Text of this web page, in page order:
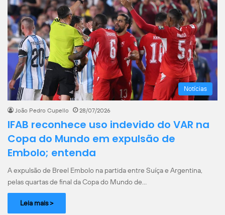
Notícias
João Pedro Cupello 28/07/2026
IFAB reconhece uso indevido do VAR na
Copa do Mundo em expulsão de
Embolo; entenda
A expulsão de Breel Embolo na partida entre Suíça e Argentina,
pelas quartas de final da Copa do Mundo de…
Leia mais >